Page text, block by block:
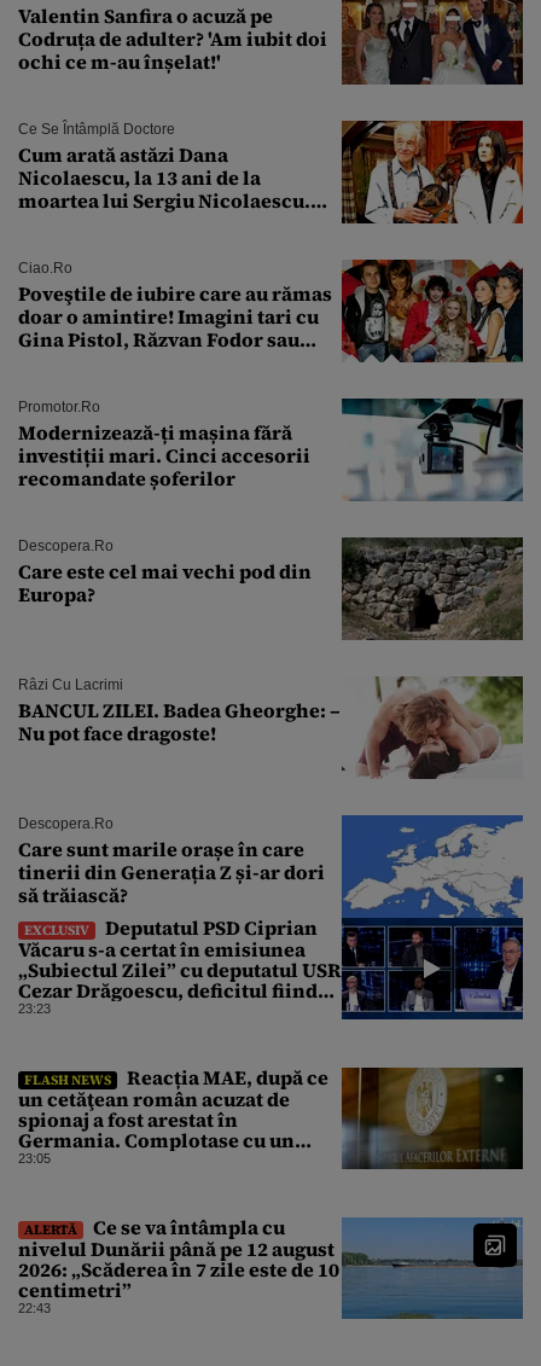
Valentin Sanfira o acuză pe
Codruța de adulter? 'Am iubit doi
ochi ce m-au înșelat!'
Ce Se Întâmplă Doctore
Cum arată astăzi Dana
Nicolaescu, la 13 ani de la
moartea lui Sergiu Nicolaescu.
Ciao.ro
Poveştile de iubire care au rămas
doar o amintire! Imagini tari cu
Gina Pistol, Răzvan Fodor sau
Promotor.ro
Modernizează-ți mașina fără
investiții mari. Cinci accesorii
recomandate șoferilor
Descopera.ro
Care este cel mai vechi pod din
Europa?
Râzi Cu Lacrimi
BANCUL ZILEI. Badea Gheorghe: –
Nu pot face dragoste!
Descopera.ro
Care sunt marile orașe în care
tinerii din Generația Z și-ar dori
să trăiască?
EXCLUSIV
Deputatul PSD Ciprian
Văcaru s-a certat în emisiunea
„Subiectul Zilei” cu deputatul USR
Cezar Drăgoescu, deficitul fiind
motivul scandalului
23:23
FLASH NEWS
Reacția MAE, după ce
un cetăţean român acuzat de
spionaj a fost arestat în
Germania. Complotase cu un
ucrainean ca să asasineze un
23:05
ALERTĂ
Ce se va întâmpla cu
nivelul Dunării până pe 12 august
2026: „Scăderea în 7 zile este de 10
centimetri”
22:43